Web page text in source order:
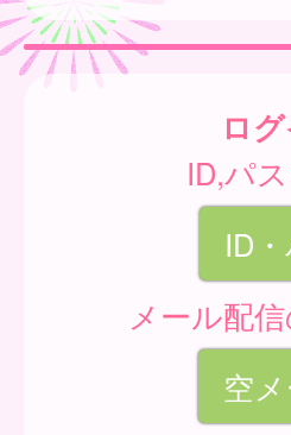
ロ
ID,パ
ID
メール配
空